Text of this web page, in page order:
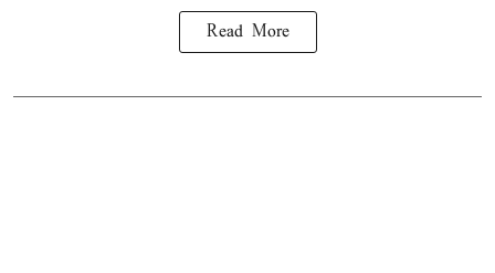
Read More